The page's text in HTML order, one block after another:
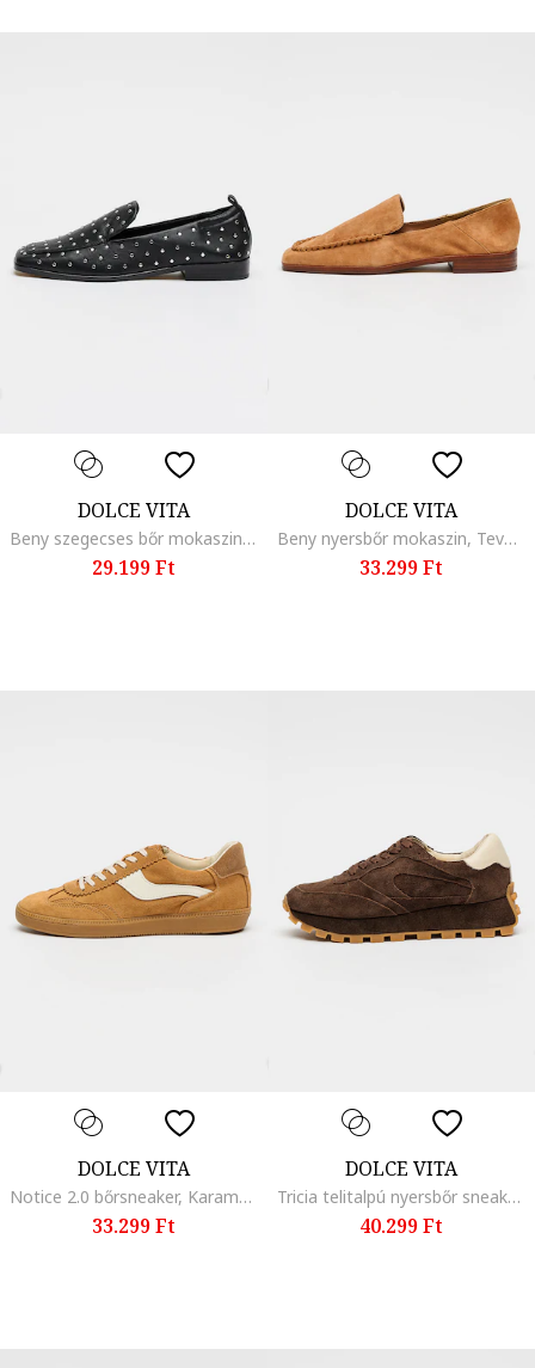
DOLCE VITA
Beny szegecses bőr mokaszin, Fekete/Ezüstszín
29.199 Ft
DOLCE VITA
Beny nyersbőr mokaszin, Tevebarna
33.299 Ft
DOLCE VITA
Notice 2.0 bőrsneaker, Karamellbarna
33.299 Ft
DOLCE VITA
Tricia telitalpú nyersbőr sneaker, Barna
40.299 Ft